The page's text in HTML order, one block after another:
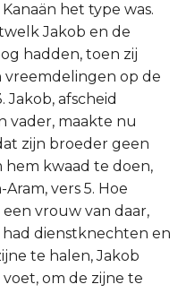
het type was.
Jakob en de
hadden, toen zij
op de
Jakob, afscheid
vader, maakte nu
zijn broeder geen
kwaad te doen,
vers 5. Hoe
vrouw van daar,
had dienstknechten en
te halen, Jakob
om de zijne te